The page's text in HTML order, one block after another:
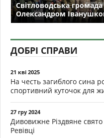
Світловодська
Олександром
ДОБРІ СПРАВИ
21 кві 2025
На честь загиблого сина
спортивний куточок для
27 гру 2024
Дивовижне Різдвяне
Ревівці